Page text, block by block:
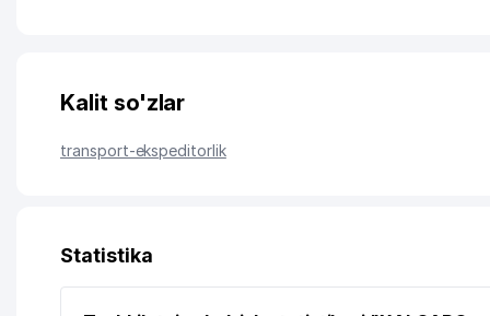
Kalit so'zlar
transport-ekspeditorlik
Statistika